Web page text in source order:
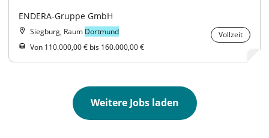
ENDERA-Gruppe GmbH
Siegburg, Raum Dortmund
Vollzeit
Von 110.000,00 € bis 160.000,00 €
Weitere Jobs laden